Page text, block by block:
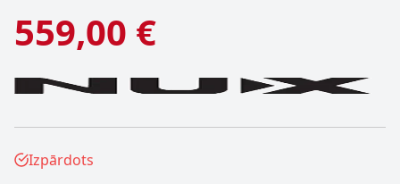
559,00 €
Izpārdots